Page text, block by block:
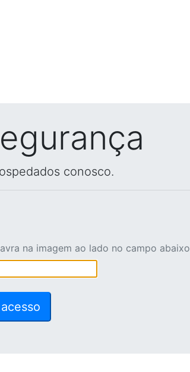
conosco.
na imagem ao lado no campo abaixo